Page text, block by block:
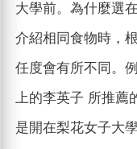
大學前。為什麼選
介紹相同食物時，
任度會有所不同。
上的李英子 所推薦
是開在梨花女子大